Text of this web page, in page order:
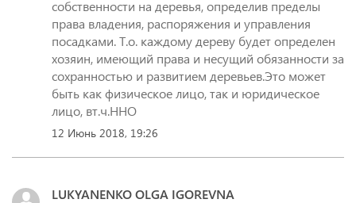
собственности на деревья, определив пределы
права владения, распоряжения и управления
посадками. Т.о. каждому дереву будет определен
хозяин, имеющий права и несущий обязанности за
сохранностью и развитием деревьев.Это может
быть как физическое лицо, так и юридическое
лицо, вт.ч.ННО
12 Июнь 2018, 19:26
LUKYANENKO OLGA IGOREVNA